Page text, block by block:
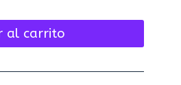
al carrito